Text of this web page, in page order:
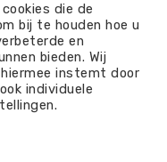
OVER ONS
die de
bij te houden hoe u
en
bieden. Wij
instemt door
individuele